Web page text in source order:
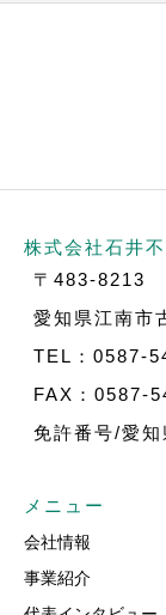
株式会社石井
〒483-8213
愛知県江南市
TEL：0587-
FAX：0587-
免許番号/愛
メニュー
会社情報
事業紹介